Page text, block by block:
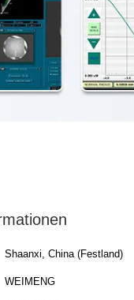
Shaanxi, China (Festland)
WEIMENG